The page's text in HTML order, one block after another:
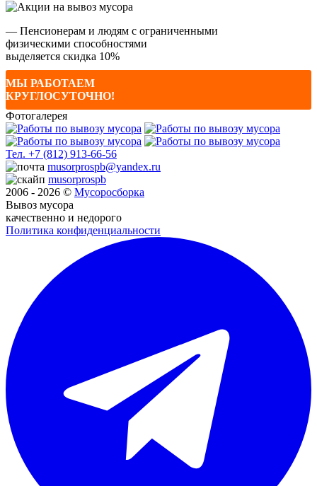
— Пенсионерам и людям с ограниченными
физическими способностями
выделяется скидка 10%
МЫ РАБОТАЕМ
КРУГЛОСУТОЧНО!
Фотогалерея
Тел. +7 (812) 913-66-56
musorprospb@yandex.ru
musorprospb
2006 - 2026 © Мусоросборка
Вывоз мусора
качественно и недорого
Политика конфиденциальности